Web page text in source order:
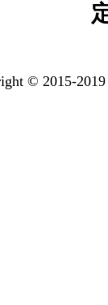
© 2015-2019